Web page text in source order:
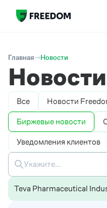
Главная Новости
Новости
Все Новости
Биржевые новости
Уведомления клиентов
Teva Pharmaceutical